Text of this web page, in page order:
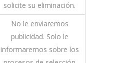
solicite su eliminación.
No le enviaremos
publicidad. Solo le
informaremos sobre los